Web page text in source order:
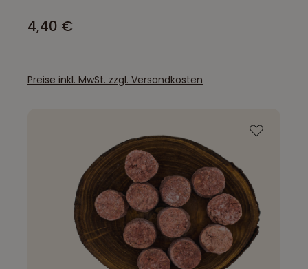
4,40 €
Preise inkl. MwSt. zzgl. Versandkosten